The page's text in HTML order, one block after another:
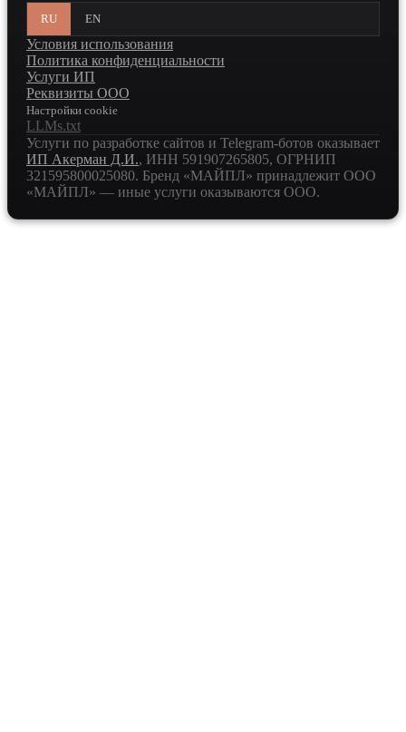
RU EN
Условия использования
Политика конфиденциальности
Услуги ИП
Реквизиты ООО
Настройки cookie
LLMs.txt
Услуги по разработке сайтов и Telegram-ботов оказывает
ИП Акерман Д.И., ИНН 591907265805, ОГРНИП
321595800025080. Бренд «МАЙПЛ» принадлежит ООО
«МАЙПЛ» — иные услуги оказываются ООО.